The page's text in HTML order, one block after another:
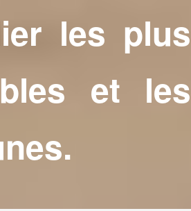
les plus
et les